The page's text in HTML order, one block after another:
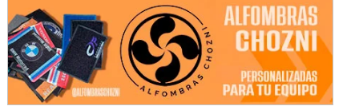
TUCUMANO - F5
Juan Navarro (Asfalto)
El Timbó (Tucumán)